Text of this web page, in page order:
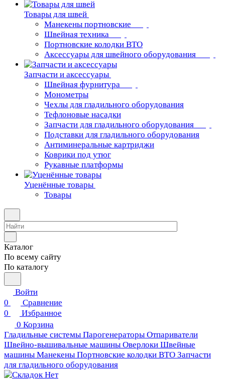
Товары для швей
Манекены портновские
Швейная техника
Портновские колодки ВТО
Аксессуары для швейного оборудования
Запчасти и аксессуары
Швейная фурнитура
Монометры
Чехлы для гладильного оборудования
Тефлоновые насадки
Запчасти для гладильного оборудования
Подставки для гладильного оборудования
Антиминеральные картриджи
Коврики под утюг
Рукавные платформы
Уценённые товары
Товары
Каталог
По всему сайту
По каталогу
Войти
0
Сравнение
0
Избранное
0 Корзина
Гладильные системы Парогенераторы Отпариватели
Швейно-вышивальные машины Оверлоки Швейные
машины Манекены Портновские колодки ВТО Запчасти
для гладильного оборудования